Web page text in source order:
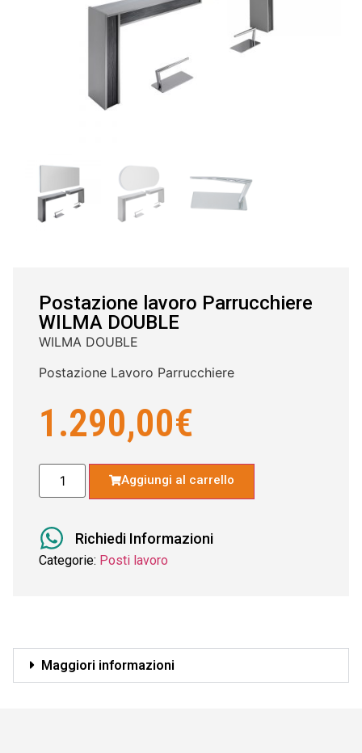
Postazione lavoro Parrucchiere
WILMA DOUBLE
WILMA DOUBLE
Postazione Lavoro Parrucchiere
1.290,00€
Aggiungi al carrello
Richiedi Informazioni
Categorie: Posti lavoro
Maggiori informazioni